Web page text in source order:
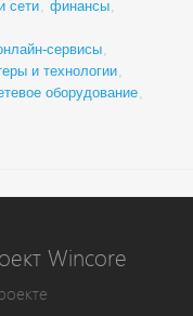
сети, финансы,
сервисы,
и технологии,
оборудование,
Wincore